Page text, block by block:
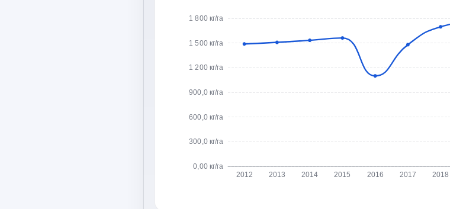
0,00 кг/га
300,0 кг/га
600,0 кг/га
900,0 кг/га
1 200 кг/га
1 500 кг/га
1 800 кг/га
2012 2013 2014 2015 2016 2017 2018